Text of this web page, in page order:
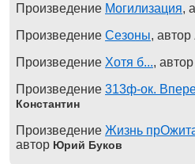
Произведение Могилизация,
Произведение Сезоны, автор
Произведение Хотя б..., автор
Произведение 313ф-ок.
Константин
Произведение Жизнь
автор Юрий Буков